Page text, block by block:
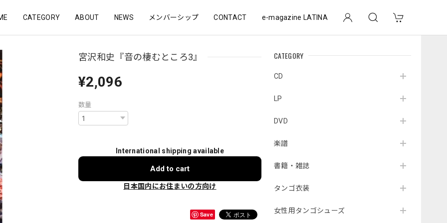
CATEGORY ABOUT NEWS メンバーシップ CONTACT e-magazine LATINA
CATEGORY
CD
LP
DVD
楽譜
書籍・雑誌
タンゴ衣装
女性用タンゴシューズ
宮沢和史『音の棲むところ3』
¥2,096
数量
International shipping available
Add to cart
日本国内にお住まいの方向け
Save